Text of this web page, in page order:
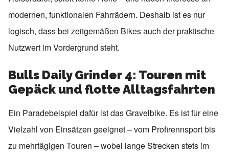
modernen, funktionalen Fahrrädern. Deshalb ist es nur
logisch, dass bei zeitgemäßen Bikes auch der praktische
Nutzwert im Vordergrund steht.
Bulls Daily Grinder 4: Touren mit
Gepäck und flotte Alltagsfahrten
Ein Paradebeispiel dafür ist das Gravelbike. Es ist für eine
Vielzahl von Einsätzen geeignet – vom Profirennsport bis
zu mehrtägigen Touren – wobei lange Strecken stets im